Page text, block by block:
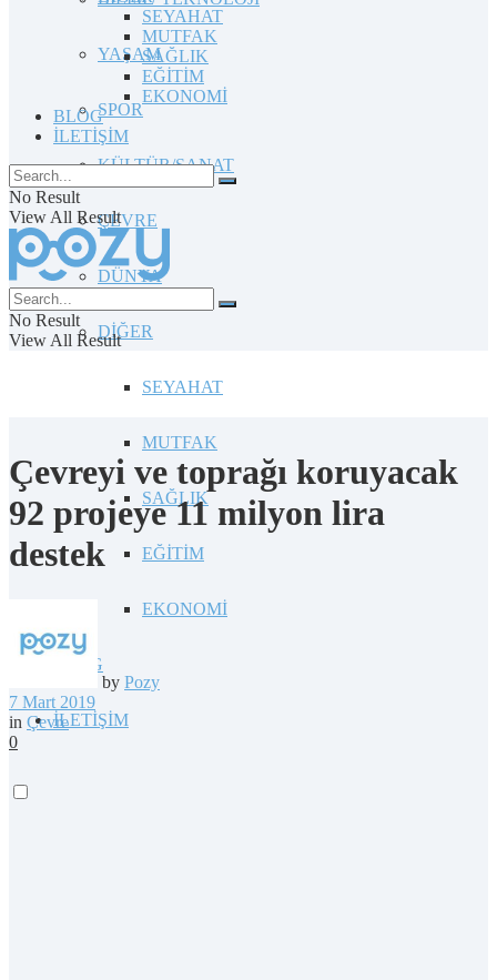
YAŞAM
SPOR
KÜLTÜR/SANAT
ÇEVRE
DÜNYA
DİĞER
SEYAHAT
MUTFAK
SAĞLIK
EĞİTİM
EKONOMİ
BLOG
İLETİŞİM
SEYAHAT
MUTFAK
SAĞLIK
EĞİTİM
EKONOMİ
BLOG
İLETİŞİM
No Result
View All Result
No Result
View All Result
Çevreyi ve toprağı koruyacak
92 projeye 11 milyon lira
destek
by Pozy
7 Mart 2019
in Çevre
0